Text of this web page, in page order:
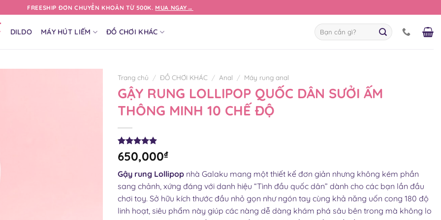
FREESHIP ĐƠN CHUYỂN KHOẢN TỪ 500K. MUA NGAY→
DILDO MÁY HÚT LIẾM ĐỒ CHƠI KHÁC
Tìm
kiếm:
Trang chủ / ĐỒ CHƠI KHÁC / Anal / Máy rung anal
GẬY RUNG LOLLIPOP QUỐC DÂN SƯỞI ẤM
THÔNG MINH 10 CHẾ ĐỘ
4.90 trên 5
dựa trên
29
650,000₫
Gậy rung Lollipop nhà Galaku mang một thiết kế đơn giản nhưng không kém phần
sang chảnh, xứng đáng với danh hiệu “Tình đầu quốc dân” dành cho các bạn lần đầu
chơi toy. Sở hữu kích thước đầu nhỏ gọn như ngón tay cùng khả năng uốn cong 180 độ
linh hoạt, siêu phẩm này giúp các nàng dễ dàng khám phá sâu bên trong mà không lo